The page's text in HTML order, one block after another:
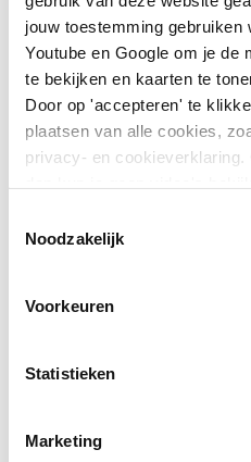
jouw toestemming
Youtube en Google om je de
te bekijken en kaarten te
Door op 'accepteren' te
plaatsen van alle cookies,
privacy- en cookieverklaring.
Noodzakelijk
Voorkeuren
Statistieken
Marketing
Ook beïnvloedt een
de aanwezigheid van
(succes)factoren.
7. Publieke
transparante
samenleving. Hiermee
van €1.000 tot €7.500.
Het is nog onduidelijk…
Lees verder